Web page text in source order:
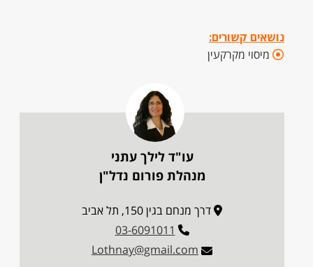
נושאים קשורים:
מיסוי מקרקעין
עו"ד לילך עתני
מנהלת פורום נדל"ן
דרך מנחם בגין 150, תל אביב
03-6091011
Lothnay@gmail.com